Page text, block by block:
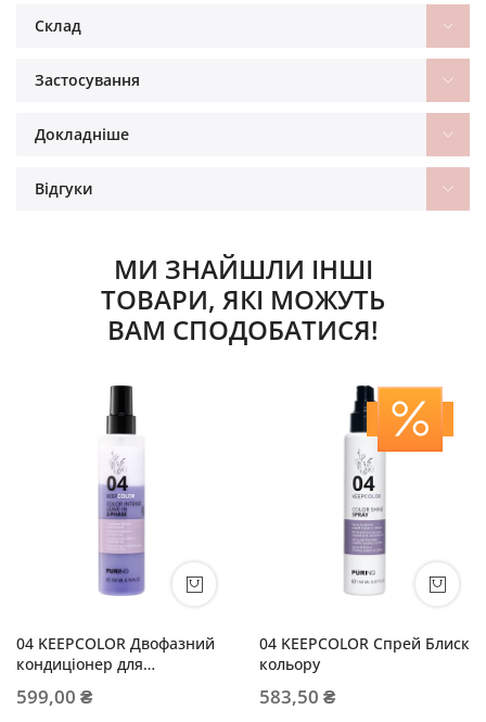
Склад
Застосування
Докладніше
Відгуки
МИ ЗНАЙШЛИ ІНШІ
ТОВАРИ, ЯКІ МОЖУТЬ
ВАМ СПОДОБАТИСЯ!
04 KEEPCOLOR Двофазний
кондиціонер для
599,00 ₴
04 KEEPCOLOR Спрей Блиск
кольору
583,50 ₴